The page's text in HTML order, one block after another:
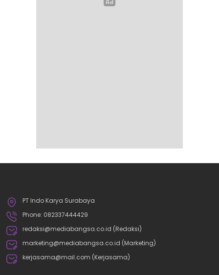
PT Indo Karya Surabaya
Phone: 082337444429
redaksi@mediabangsa.co.id (Redaksi)
marketing@mediabangsa.co.id (Marketing)
kerjasama@mail.com (Kerjasama)